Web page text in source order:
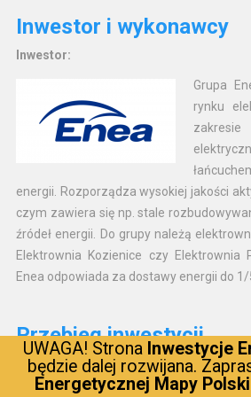
Inwestor i wykonawcy
Inwestor:
Grupa
rynku
energii. Rozporządza wysokiej jakości
czym zawiera się np. stale
źródeł energii. Do grupy należą
Elektrownia Kozienice czy Elektrownia
Enea odpowiada za dostawy energii do
Przebieg inwestycji
Rozpoczęto procedurę wyłonienia
raporcie finansowym z czerwca 2021r.
UWAGA! Strona Inwestycje
będzie dalej rozwijana.
Energetycznej Mapy Polski